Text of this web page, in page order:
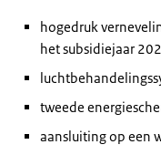
hogedruk
het subsidiejaar
tweede
aansluiting op een